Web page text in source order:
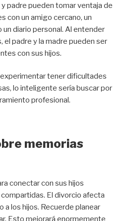
padre pueden tomar ventaja de
con un amigo cercano, un
diario personal. Al entender
el padre y la madre pueden ser
con sus hijos.
tener dificultades
lo inteligente sería buscar por
profesional.
memorias
conectar con sus hijos
El divorcio afecta
a los hijos. Recuerde planear
Esto mejorará enormemente